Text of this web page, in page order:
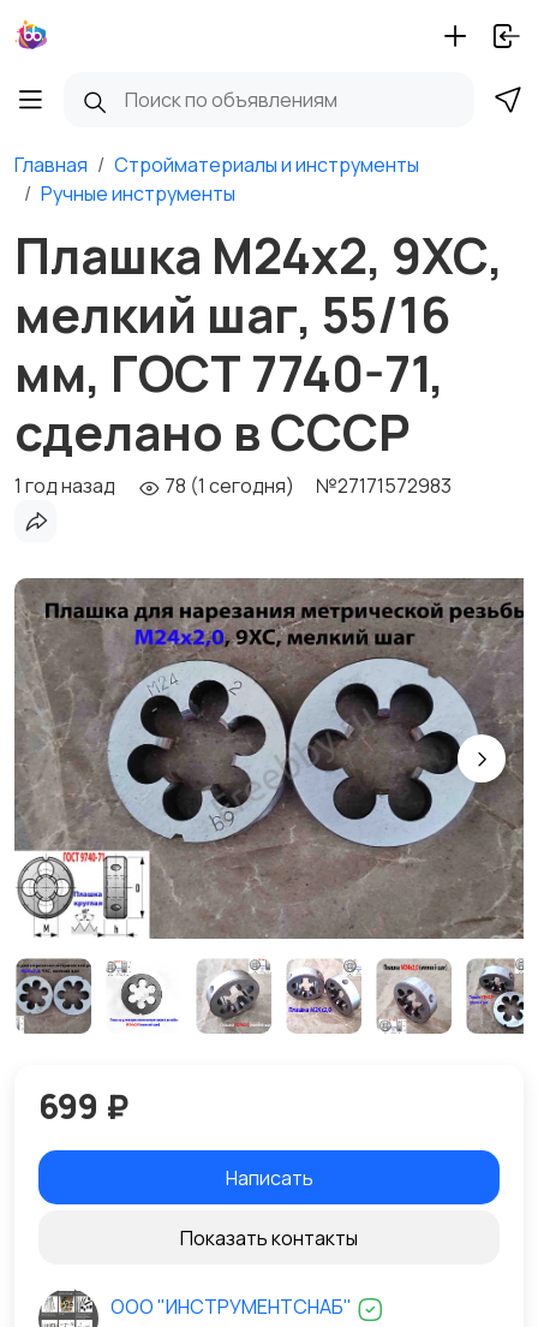
Главная
Стройматериалы и инструменты
Ручные инструменты
Плашка М24х2, 9ХС,
мелкий шаг, 55/16
мм, ГОСТ 7740-71,
сделано в СССР
1 год назад 78 (1 сегодня) №27171572983
699 ₽
Написать
Показать контакты
ООО "ИНСТРУМЕНТСНАБ"